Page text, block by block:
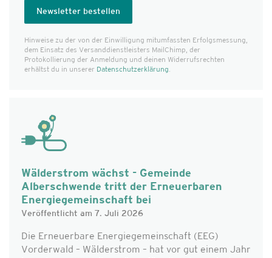
Hinweise zu der von der Einwilligung mitumfassten Erfolgs­messung,
dem Einsatz des Versanddienst­leisters MailChimp, der
Protokollierung der Anmeldung und deinen Widerrufsrechten
erhältst du in unserer Datenschutzerklärung.
Wälderstrom wächst - Gemeinde
Alberschwende tritt der Erneuerbaren
Energiegemeinschaft bei
Veröffentlicht am 7. Juli 2026
Die Erneuerbare Energiegemeinschaft (EEG)
Vorderwald – Wälderstrom – hat vor gut einem Jahr